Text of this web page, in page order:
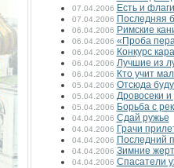
07.04.2006 Есть и
07.04.2006 Последняя
06.04.2006 Римские
06.04.2006 «Проба
06.04.2006 Конкурс
06.04.2006 Лучшие из
06.04.2006 Кто учит
05.04.2006 Отсюда
05.04.2006 Дровосеки и
05.04.2006 Борьба с
04.04.2006 Сдай ружье
04.04.2006 Грачи
04.04.2006 Последний
04.04.2006 Зимние
04.04.2006 Спасатели